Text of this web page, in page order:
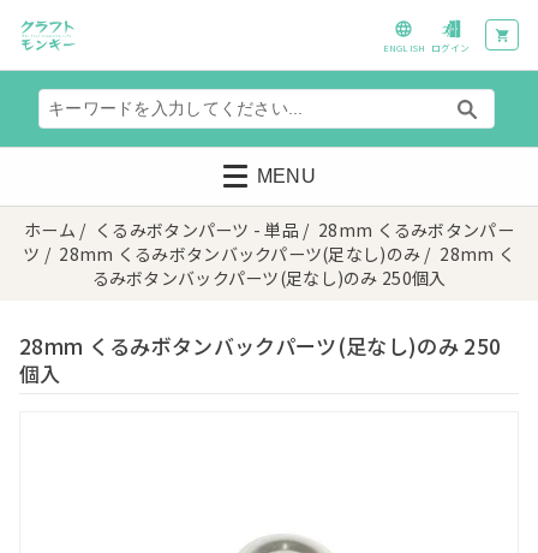
ログイン
ENGLISH
MENU
ホーム / くるみボタンパーツ - 単品 / 28mm くるみボタンパー
ツ / 28mm くるみボタンバックパーツ(足なし)のみ / 28mm く
るみボタンバックパーツ(足なし)のみ 250個入
28mm くるみボタンバックパーツ(足なし)のみ 250
個入